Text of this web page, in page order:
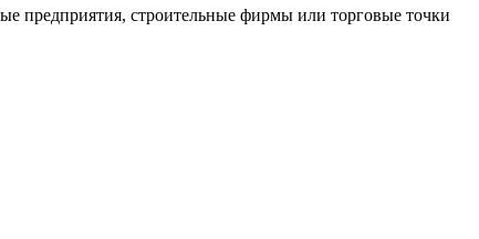
предприятия, строительные фирмы или торговые точки